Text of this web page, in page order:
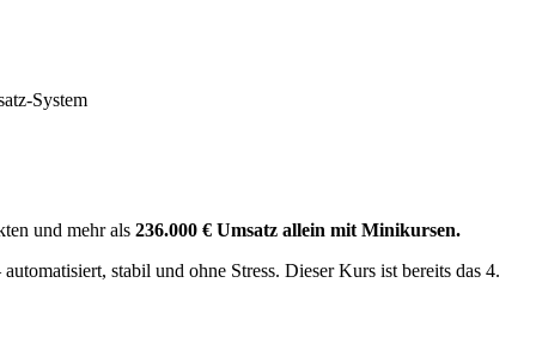
System
und mehr als 236.000 € Umsatz allein mit Minikursen.
stabil und ohne Stress. Dieser Kurs ist bereits das 4.